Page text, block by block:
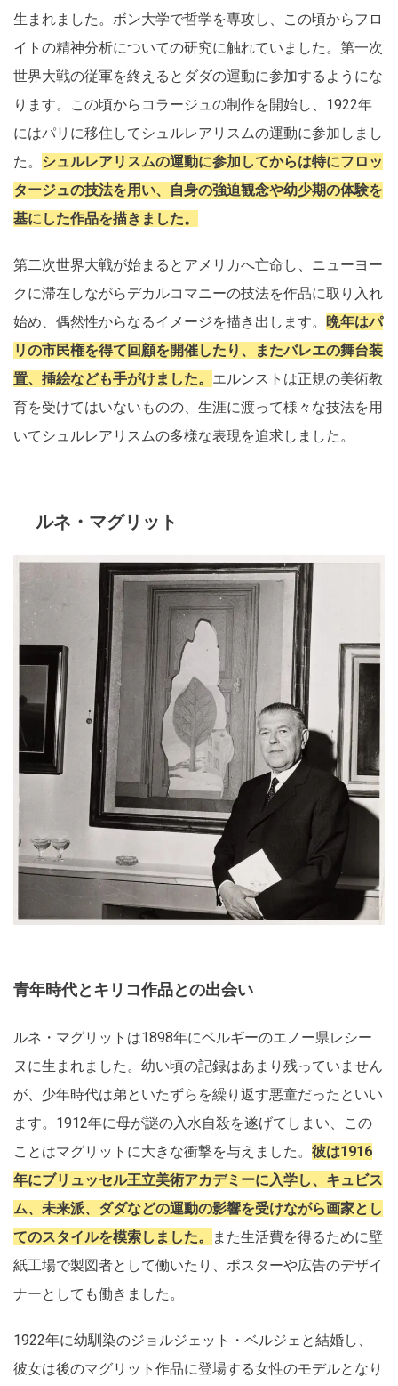
生まれました。ボン大学で哲学を専攻し、この頃からフロ
イトの精神分析についての研究に触れていました。第一次
世界大戦の従軍を終えるとダダの運動に参加するようにな
ります。この頃からコラージュの制作を開始し、1922年
にはパリに移住してシュルレアリスムの運動に参加しまし
た。 シュルレアリスムの運動に参加してからは特にフロッ
タージュの技法を用い、自身の強迫観念や幼少期の体験を
基にした作品を描きました。
第二次世界大戦が始まるとアメリカへ亡命し、ニューヨー
クに滞在しながらデカルコマニーの技法を作品に取り入れ
始め、偶然性からなるイメージを描き出します。 晩年はパ
リの市民権を得て回顧を開催したり、またバレエの舞台装
置、挿絵なども手がけました。 エルンストは正規の美術教
育を受けてはいないものの、生涯に渡って様々な技法を用
いてシュルレアリスムの多様な表現を追求しました。
ルネ・マグリット
青年時代とキリコ作品との出会い
ルネ・マグリットは1898年にベルギーのエノー県レシー
ヌに生まれました。幼い頃の記録はあまり残っていません
が、少年時代は弟といたずらを繰り返す悪童だったといい
ます。1912年に母が謎の入水自殺を遂げてしまい、この
ことはマグリットに大きな衝撃を与えました。 彼は1916
年にブリュッセル王立美術アカデミーに入学し、キュビス
ム、未来派、ダダなどの運動の影響を受けながら画家とし
てのスタイルを模索しました。
また生活費を得るために壁
紙工場で製図者として働いたり、ポスターや広告のデザイ
ナーとしても働きました。
1922年に幼馴染のジョルジェット・ベルジェと結婚し、
彼女は後のマグリット作品に登場する女性のモデルとなり